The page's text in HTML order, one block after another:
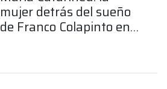
mujer detrás del sueño
de Franco Colapinto en